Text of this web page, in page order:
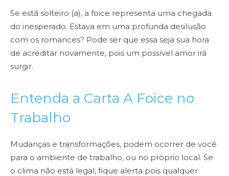
Se está solteiro (a), a foice representa uma chegada
do inesperado. Estava em uma profunda desilusão
com os romances? Pode ser que essa seja sua hora
de acreditar novamente, pois um possível amor irá
surgir.
Entenda a Carta A Foice no
Trabalho
Mudanças e transformações, podem ocorrer de você
para o ambiente de trabalho, ou no próprio local. Se
o clima não está legal, fique alerta pois qualquer